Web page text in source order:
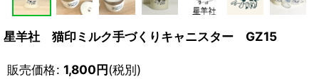
星羊社 猫印ミルク手づくりキャニスター GZ15
販売価格: 1,800円(税別)